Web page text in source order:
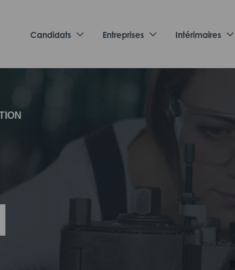
Candidats Entreprises Intérimaires